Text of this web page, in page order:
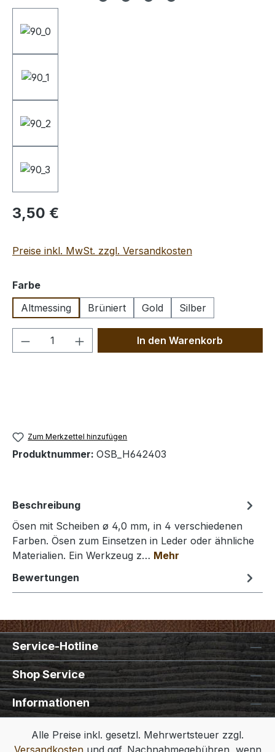
Regulärer Preis:
3,50 €
Preise inkl. MwSt. zzgl. Versandkosten
Farbeauswählen
Altmessing
Brüniert Gold Silber
Produkt Anzahl: Gib denIn den Warenkorb
Zum Merkzettel hinzufügen
Produktnummer: OSB_H642403
Beschreibung
Ösen mit Scheiben ø 4,0 mm, in 4 verschiedenen
Farben. Ösen zum Einsetzen in Leder oder ähnliche
Materialien. Ein Werkzeug z… Mehr
Bewertungen
Service-Hotline
Shop Service
Informationen
Alle Preise inkl. gesetzl. Mehrwertsteuer zzgl.